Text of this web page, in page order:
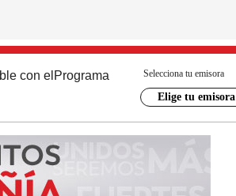
con el Programa Selecciona tu emisora
Elige tu emisora